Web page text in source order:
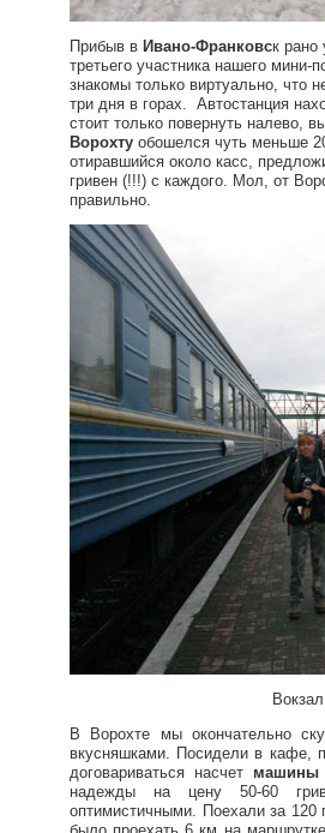
Прибыв в Ивано-Франковск
третьего участника нашего мини-
знакомы только виртуально, что
три дня в горах. Автостанция
стоит только повернуть налево,
Ворохту обошелся чуть меньше
отиравшийся около касс,
гривен (!!!) с каждого. Мол, от
правильно.
В Ворохте мы окончательно
вкусняшками. Посидели в кафе,
договариваться насчет машины
надежды на цену 50-60
оптимистичными. Поехали за